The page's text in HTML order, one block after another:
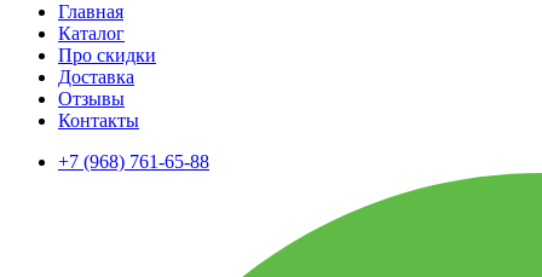
Главная
Каталог
Про скидки
Доставка
Отзывы
Контакты
+7 (968) 761-65-88